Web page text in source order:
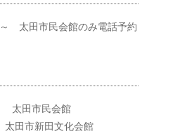
太田市民会館のみ電話予約
太田市民会館
文化会館